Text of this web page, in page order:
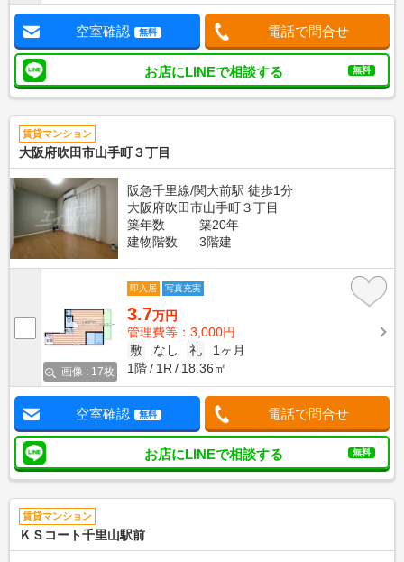
空室確認 無料 電話で問合せ
お店にLINEで相談する 無料
賃貸マンション
大阪府吹田市山手町３丁目
阪急千里線/関大前駅 徒歩1分
大阪府吹田市山手町３丁目
築年数
築20年
建物階数
3階建
画像 : 17枚
即入居 写真充実
3.7万円
管理費等：3,000円
敷
なし 礼
1ヶ月
1階
1R 18.36㎡
空室確認 無料 電話で問合せ
お店にLINEで相談する 無料
賃貸マンション
ＫＳコート千里山駅前